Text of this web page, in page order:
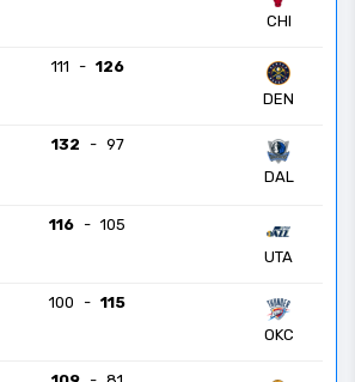
CHI
111 - 126
DEN
132 - 97
DAL
116 - 105
UTA
100 - 115
OKC